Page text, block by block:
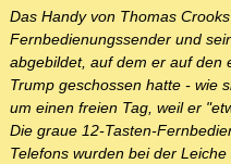
Das Handy von Thomas
Fernbedienungssender und
abgebildet, auf dem er auf den
Trump geschossen hatte - wie
um einen freien Tag, weil er
Die graue 12-Tasten-
Telefons wurden bei der